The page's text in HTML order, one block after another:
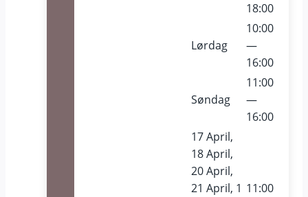
18:00
Lørdag
10:00
—
16:00
Søndag
11:00
—
16:00
17 April,
18 April,
20 April,
21 April, 1 11:00